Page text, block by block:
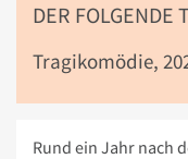
DER FOLGENDE
Tragikomödie,
Rund ein Jahr nach